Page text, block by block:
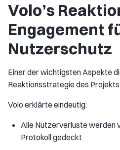
Volo’s
Engagement
Nutzerschutz
Einer der wichtigsten Aspekte
Reaktionsstrategie des
Volo erklärte eindeutig:
Alle Nutzerverluste werden
Protokoll gedeckt